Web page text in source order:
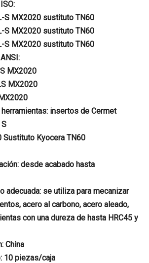
S MX2020 sustituto TN60
S MX2020 sustituto TN60
S MX2020 sustituto TN60
MX2020
MX2020
insertos de Cermet
Sustituto Kyocera TN60
desde acabado hasta
adecuada: se utiliza para mecanizar
acero al carbono, acero aleado,
con una dureza de hasta HRC45 y
China
10 piezas/caja